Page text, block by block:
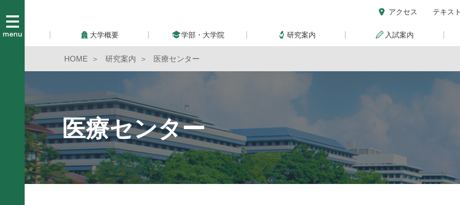
アクセス テキス
大学概要 学部・大学院 研究案内 入試案内
HOME 研究案内 医療センター
医療センター